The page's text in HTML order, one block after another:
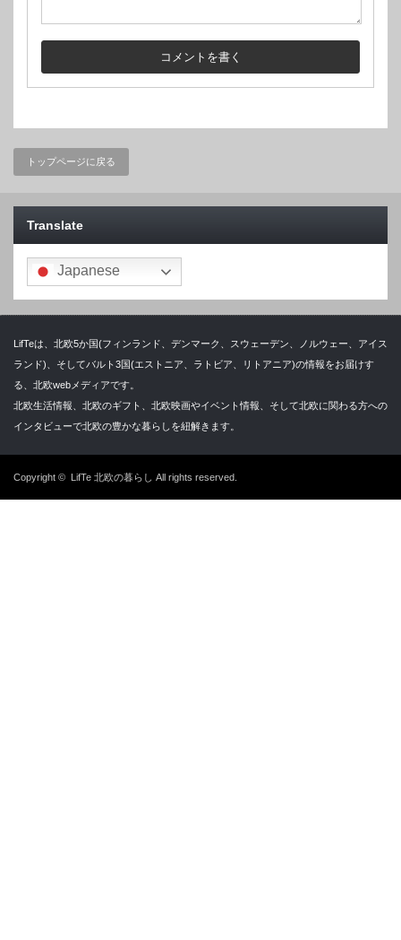
トップページに戻る
Translate
Japanese
LifTeは、北欧5か国(フィンランド、デンマーク、スウェーデン、ノルウェー、アイス
ランド)、そしてバルト3国(エストニア、ラトビア、リトアニア)の情報をお届けす
る、北欧webメディアです。
北欧生活情報、北欧のギフト、北欧映画やイベント情報、そして北欧に関わる方への
インタビューで北欧の豊かな暮らしを紐解きます。
Copyright © LifTe 北欧の暮らし All rights reserved.